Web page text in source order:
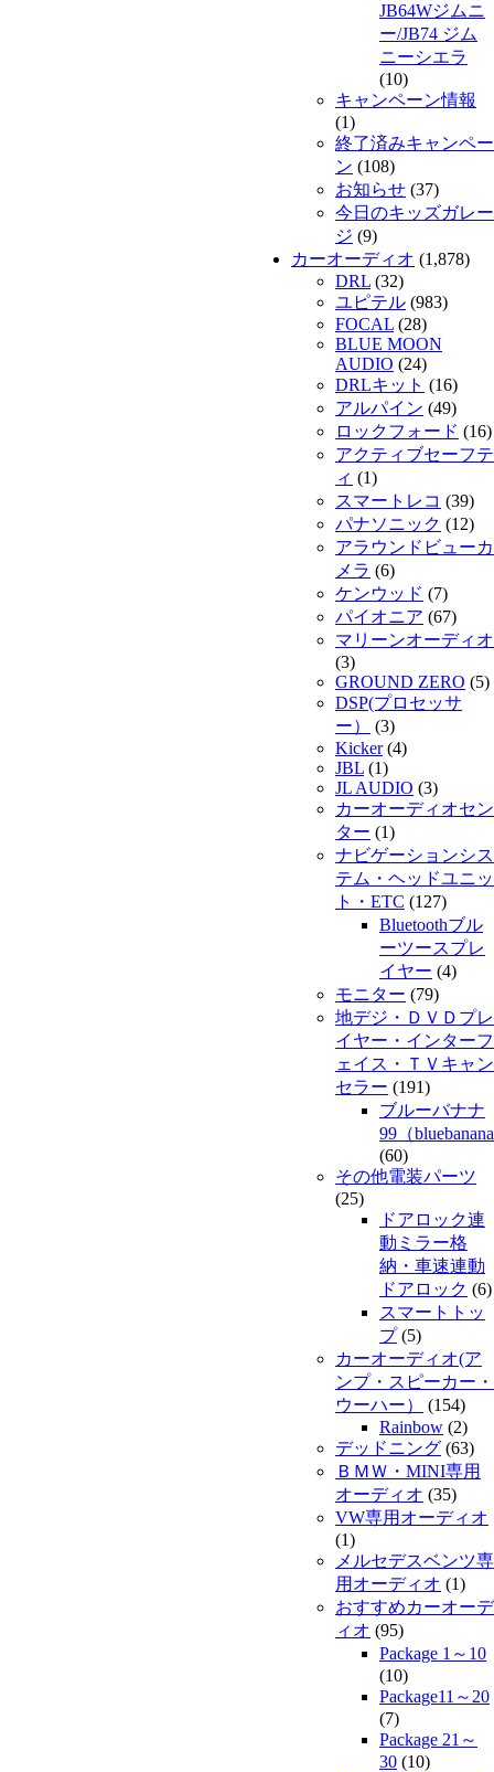
JB64Wジムニ
ー/JB74 ジム
ニーシエラ
(10)
キャンペーン情報
(1)
終了済みキャンペー
ン (108)
お知らせ (37)
今日のキッズガレー
ジ (9)
カーオーディオ (1,878)
DRL (32)
ユピテル (983)
FOCAL (28)
BLUE MOON
AUDIO (24)
DRLキット (16)
アルパイン (49)
ロックフォード (16)
アクティブセーフテ
ィ (1)
スマートレコ (39)
パナソニック (12)
アラウンドビューカ
メラ (6)
ケンウッド (7)
パイオニア (67)
マリーンオーディオ
(3)
GROUND ZERO (5)
DSP(プロセッサ
ー）
(3)
Kicker(4)
JBL (1)
JL AUDIO (3)
カーオーディオセン
ター (1)
ナビゲーションシス
テム・ヘッドユニッ
ト・ETC (127)
Bluetoothブル
ーツースプレ
イヤー (4)
モニター (79)
地デジ・ＤＶＤプレ
イヤー・インターフ
ェイス・ＴＶキャン
セラー (191)
ブルーバナナ
99（
(60)
その他電装パーツ
(25)
ドアロック連
動ミラー格
納・車速連動
ドアロック (6)
スマートトッ
プ(5)
カーオーディオ(ア
ンプ・スピーカー・
ウーハー）
(154)
Rainbow (2)
デッドニング (63)
ＢＭＷ・MINI専用
オーディオ (35)
VW専用オーディオ
(1)
メルセデスベンツ専
用オーディオ (1)
おすすめカーオーデ
ィオ (95)
Package 1～10
(10)
Package11～20
(7)
Package 21～
30 (10)